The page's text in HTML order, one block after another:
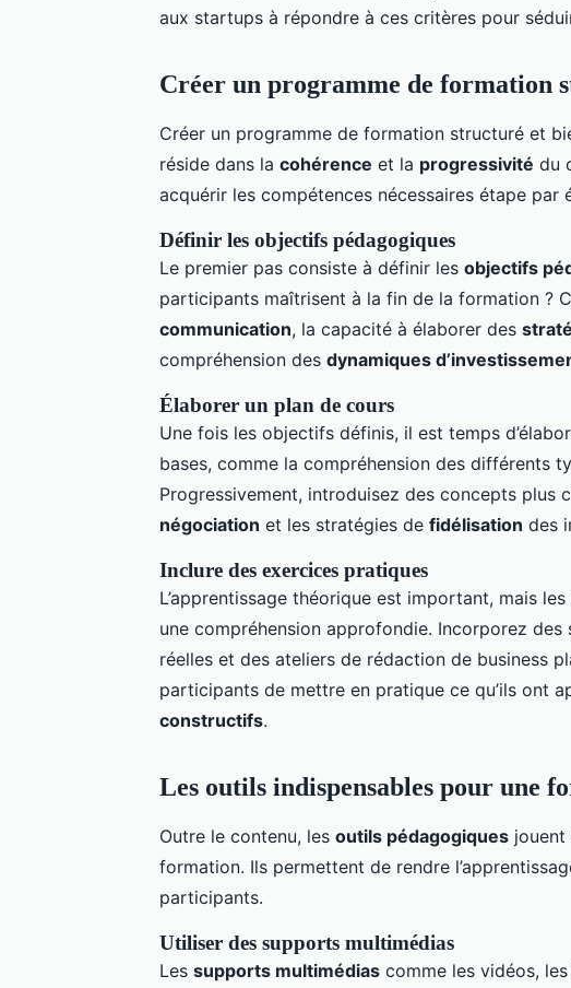
aux startups à répondre à ces critères pour
Créer un programme de formation
Créer un programme de formation structuré et
réside dans la cohérence et la progressivité du
acquérir les compétences nécessaires étape par
Définir les objectifs pédagogiques
Le premier pas consiste à définir les objectifs
participants maîtrisent à la fin de la formation ?
communication, la capacité à élaborer des
compréhension des dynamiques
Élaborer un plan de cours
Une fois les objectifs définis, il est temps
bases, comme la compréhension des différents
Progressivement, introduisez des concepts plus
négociation et les stratégies de fidélisation des
Inclure des exercices pratiques
L’apprentissage théorique est important, mais les
une compréhension approfondie. Incorporez
réelles et des ateliers de rédaction de business
participants de mettre en pratique ce qu’ils ont
constructifs.
Les outils indispensables pour une
Outre le contenu, les outils pédagogiques jouent
formation. Ils permettent de rendre
participants.
Utiliser des supports multimédias
Les supports multimédias comme les vidéos,